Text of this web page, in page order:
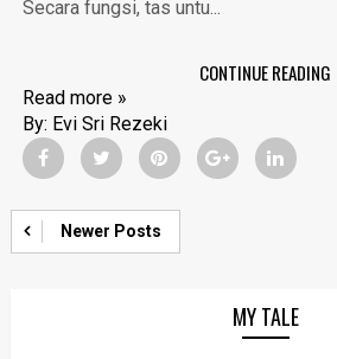
Secara fungsi, tas untu...
CONTINUE READING
Read more »
By: Evi Sri Rezeki
Newer Posts
MY TALE